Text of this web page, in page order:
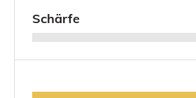
Schärfe